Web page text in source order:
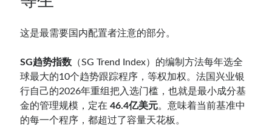
这是最需要国内配置者注意的部分。
SG趋势指数 （SG Trend Index）的编制方法每年选全
球最大的10个趋势跟踪程序，等权加权。法国兴业银
行自己的2026年重组把入选门槛，也就是最小成分基
金的管理规模，定在46.4亿美元。意味着当前基准中
的每一个程序，都超过了容量天花板。